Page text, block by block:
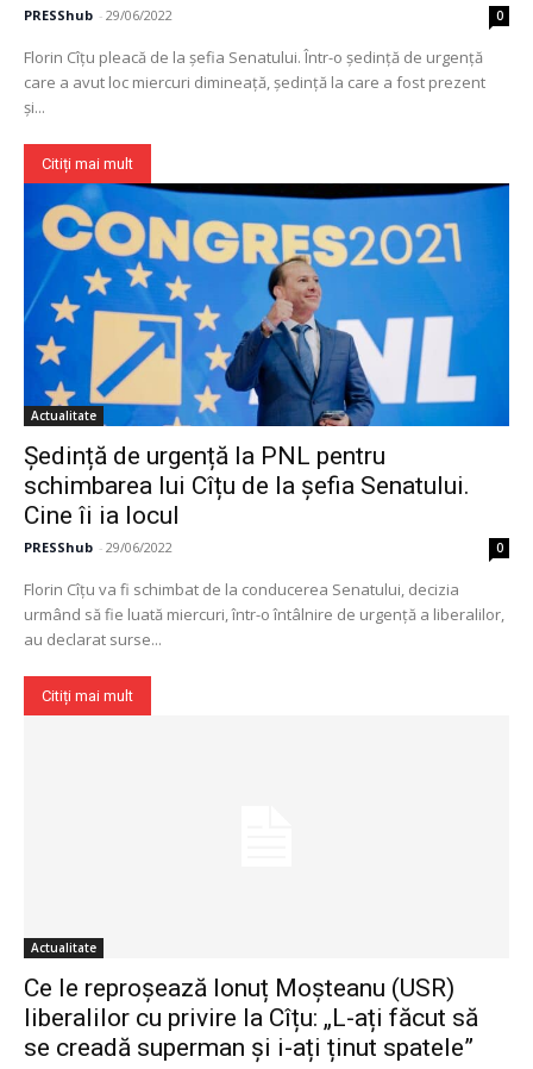
PRESShub - 29/06/2022 0
Florin Cîțu pleacă de la șefia Senatului. Într-o ședință de urgență
care a avut loc miercuri dimineață, ședință la care a fost prezent
și...
Citiți mai mult
Actualitate
Ședință de urgență la PNL pentru
schimbarea lui Cîțu de la șefia Senatului.
Cine îi ia locul
PRESShub - 29/06/2022 0
Florin Cîțu va fi schimbat de la conducerea Senatului, decizia
urmând să fie luată miercuri, într-o întâlnire de urgență a liberalilor,
au declarat surse...
Citiți mai mult
Actualitate
Ce le reproșează Ionuț Moșteanu (USR)
liberalilor cu privire la Cîțu: „L-ați făcut să
se creadă superman și i-ați ținut spatele”